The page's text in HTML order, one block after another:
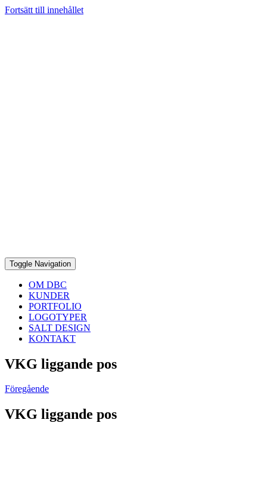
Fortsätt till innehållet
Toggle Navigation
OM DBC
KUNDER
PORTFOLIO
LOGOTYPER
SALT DESIGN
KONTAKT
VKG liggande pos
Föregående
VKG liggande pos